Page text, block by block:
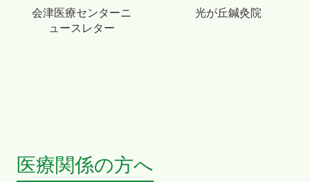
会津医療センターニ
ュースレター
光が丘鍼灸院
医療関係の方へ